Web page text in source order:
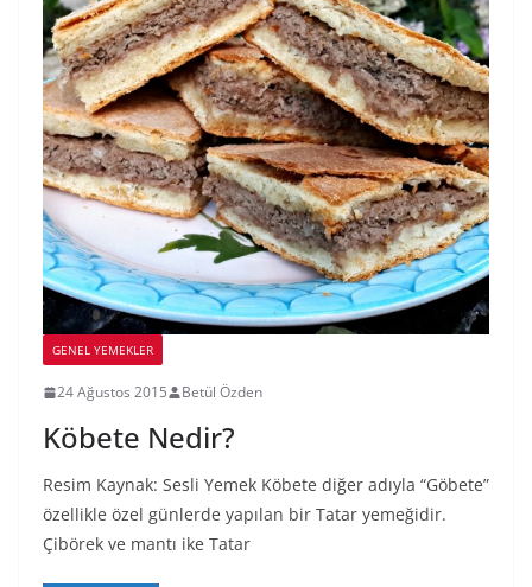
GENEL YEMEKLER
24 Ağustos 2015 Betül Özden
Köbete Nedir?
Resim Kaynak: Sesli Yemek Köbete diğer adıyla “Göbete”
özellikle özel günlerde yapılan bir Tatar yemeğidir.
Çibörek ve mantı ike Tatar